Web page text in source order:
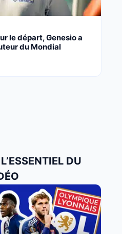
le départ, Genesio a
du Mondial
DU